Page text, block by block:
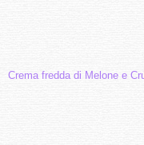
Crema fredda di Melone e